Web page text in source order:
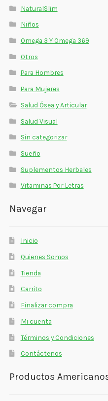
NaturalSlim
Niños
Omega 3 Y Omega 369
Otros
Para Hombres
Para Mujeres
Salud Ósea y Articular
Salud Visual
Sin categorizar
Sueño
Suplementos Herbales
Vitaminas Por Letras
Navegar
Inicio
Quienes Somos
Tienda
Carrito
Finalizar compra
Mi cuenta
Términos y Condiciones
Contáctenos
Productos